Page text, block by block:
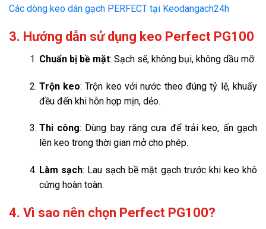
Các dòng keo dán gạch PERFECT tại Keodangach24h
3. Hướng dẫn sử dụng keo Perfect PG100
Chuẩn bị bề mặt: Sạch sẽ, không bụi, không dầu mỡ.
Trộn keo: Trộn keo với nước theo đúng tỷ lệ, khuấy
đều đến khi hỗn hợp mịn, dẻo.
Thi công: Dùng bay răng cưa để trải keo, ấn gạch
lên keo trong thời gian mở cho phép.
Làm sạch: Lau sạch bề mặt gạch trước khi keo khô
cứng hoàn toàn.
4. Vì sao nên chọn Perfect PG100?